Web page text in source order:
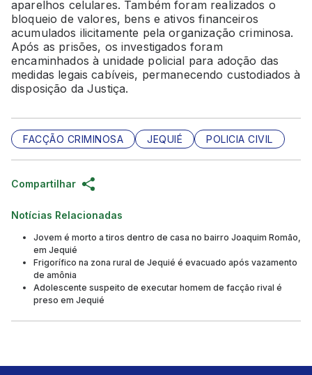
aparelhos celulares. Também foram realizados o
bloqueio de valores, bens e ativos financeiros
acumulados ilicitamente pela organização criminosa.
Após as prisões, os investigados foram
encaminhados à unidade policial para adoção das
medidas legais cabíveis, permanecendo custodiados à
disposição da Justiça.
FACÇÃO CRIMINOSA JEQUIÉ POLICIA CIVIL
Compartilhar
Notícias Relacionadas
Jovem é morto a tiros dentro de casa no bairro Joaquim Romão,
em Jequié
Frigorífico na zona rural de Jequié é evacuado após vazamento
de amônia
Adolescente suspeito de executar homem de facção rival é
preso em Jequié